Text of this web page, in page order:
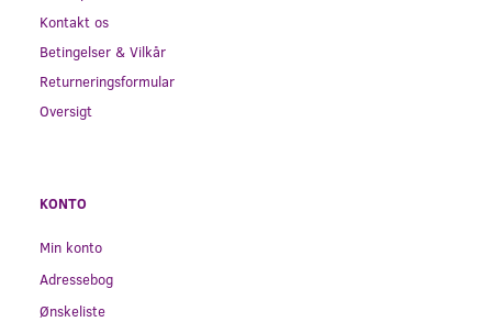
Kontakt os
Betingelser & Vilkår
Returneringsformular
Oversigt
KONTO
Min konto
Adressebog
Ønskeliste